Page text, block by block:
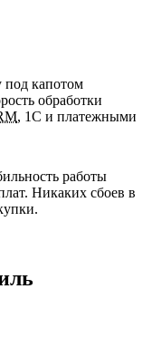
капотом
обработки
, 1С и платежными
работы
Никаких сбоев в